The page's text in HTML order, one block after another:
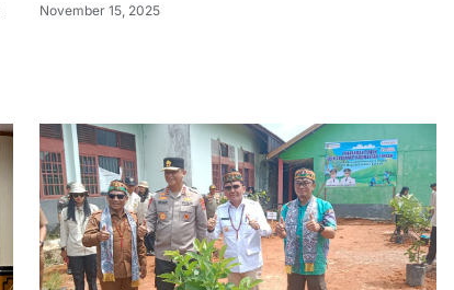
November 15, 2025